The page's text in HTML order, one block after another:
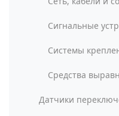
Сигнальные
Системы
Средства
Датчики